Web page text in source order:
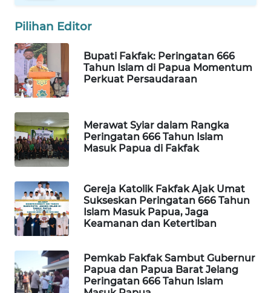
Pilihan Editor
Bupati Fakfak: Peringatan 666
Tahun Islam di Papua Momentum
Perkuat Persaudaraan
Merawat Syiar dalam Rangka
Peringatan 666 Tahun Islam
Masuk Papua di Fakfak
Gereja Katolik Fakfak Ajak Umat
Sukseskan Peringatan 666 Tahun
Islam Masuk Papua, Jaga
Keamanan dan Ketertiban
Pemkab Fakfak Sambut Gubernur
Papua dan Papua Barat Jelang
Peringatan 666 Tahun Islam
WISATA
WAHANA
Wahana
Network
KONSUMEN
LISTRIK
KELISTRIKAN
WALINKI
ID
MAWAKA
ID